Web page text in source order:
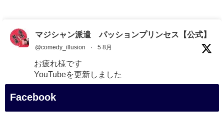
マジシャン派遣 パッションプリンセス【公式】
@comedy_illusion · 5 8月
お疲れ様です
YouTubeを更新しました
https://youtu.be/9Vo2WgtDLME @YouTube
Facebook